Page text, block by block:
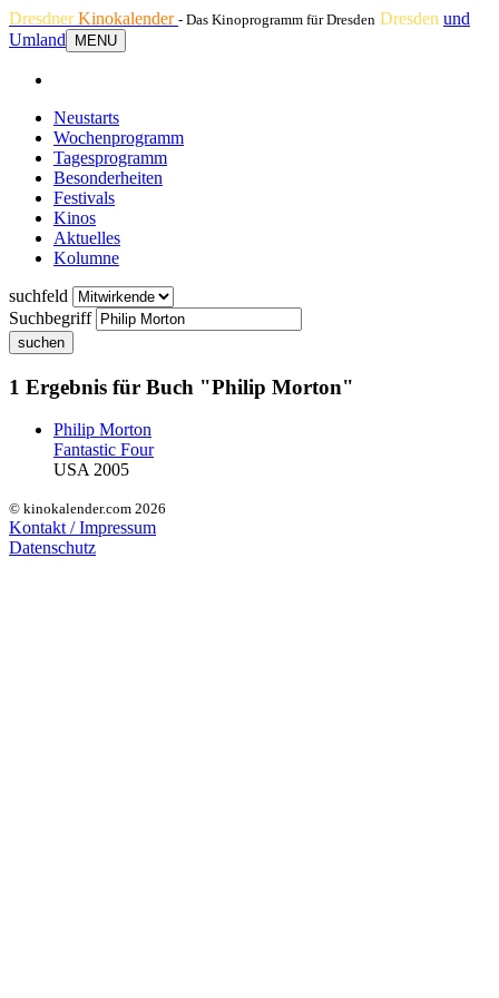
DresdnerKinokalender - Das Kinoprogramm für Dresden Dresden und
Umland
MENU
Neustarts
Wochenprogramm
Tagesprogramm
Besonderheiten
Festivals
Kinos
Aktuelles
Kolumne
suchfeld
Suchbegriff
suchen
1 Ergebnis für Buch "Philip Morton"
Philip Morton
Fantastic Four
USA 2005
© kinokalender.com 2026
Kontakt / Impressum
Datenschutz